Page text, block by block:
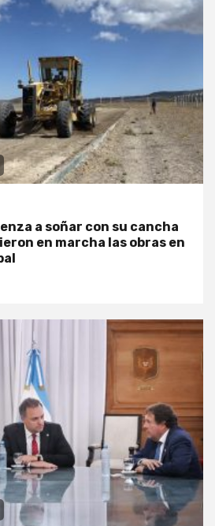
a soñar con su cancha
en marcha las obras en